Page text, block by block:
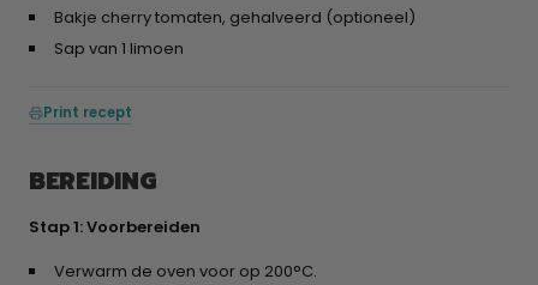
Bakje cherry tomaten, gehalveerd (optioneel)
Sap van 1 limoen
Print recept
BEREIDING
Stap 1: Voorbereiden
Verwarm de oven voor op 200°C.